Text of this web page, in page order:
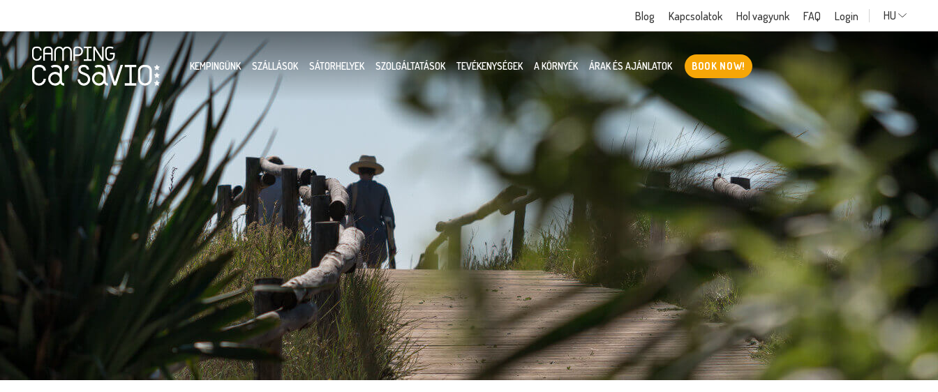
Blog Kapcsolatok Hol vagyunk FAQ Login HU
KEMPINGÜNK SZÁLLÁSOK SÁTORHELYEK SZOLGÁLTATÁSOK TEVÉKENYSÉGEK A KÖRNYÉK ÁRAK ÉS AJÁNLATOK BOOK NOW!